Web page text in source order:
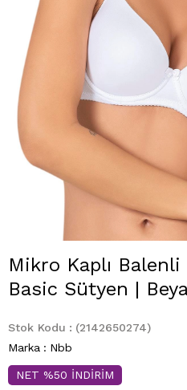
Mikro Kaplı
Basic Sütyen |
Stok Kodu
(2142650274)
Marka : Nbb
NET %50 İNDİRİM